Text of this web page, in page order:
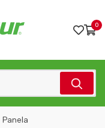
0
Panela